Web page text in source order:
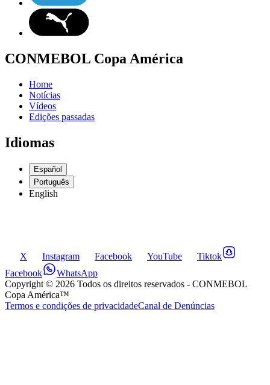
CONMEBOL Copa América
Home
Notícias
Vídeos
Edições passadas
Idiomas
Español
Português
English
X Instagram Facebook YouTube
Tiktok
Facebook
WhatsApp
Copyright © 2026 Todos os direitos reservados - CONMEBOL
Copa América™
Termos e condições de privacidadeCanal de Denúncias